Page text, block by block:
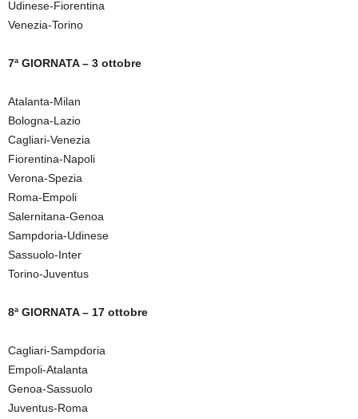
Udinese-Fiorentina
Venezia-Torino
7ª GIORNATA – 3 ottobre
Atalanta-Milan
Bologna-Lazio
Cagliari-Venezia
Fiorentina-Napoli
Verona-Spezia
Roma-Empoli
Salernitana-Genoa
Sampdoria-Udinese
Sassuolo-Inter
Torino-Juventus
8ª GIORNATA – 17 ottobre
Cagliari-Sampdoria
Empoli-Atalanta
Genoa-Sassuolo
Juventus-Roma